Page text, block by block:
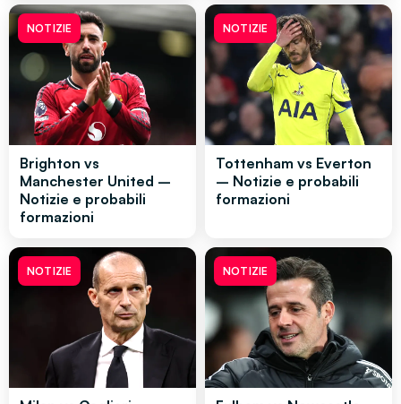
NOTIZIE
Brighton vs
Manchester United –
Notizie e probabili
formazioni
NOTIZIE
Tottenham vs Everton
– Notizie e probabili
formazioni
NOTIZIE NOTIZIE